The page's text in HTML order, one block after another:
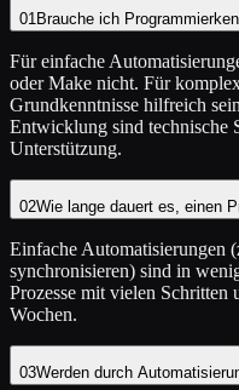
01Brauche ich
Für einfache
oder Make nicht. Für
Grundkenntnisse hilfreich
Entwicklung sind technische
Unterstützung.
02Wie lange dauert es, einen
Einfache Automatisierungen
synchronisieren) sind in
Prozesse mit vielen Schritten
Wochen.
03Werden durch